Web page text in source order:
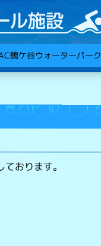
鶴ケ谷ウォーターパーク
ております。